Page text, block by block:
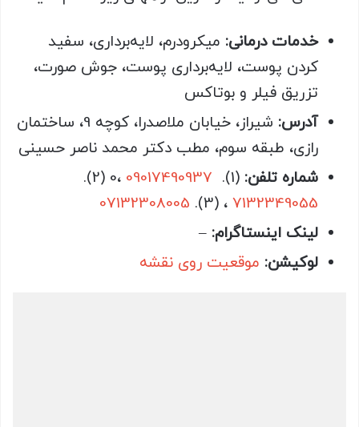
خدمات درمانی: میکرودرم، لایه‌برداری، سفید
کردن پوست، لایه‌برداری پوست، جوش صورت،
تزریق فیلر و بوتاکس
آدرس:
شیراز، خیابان ملاصدرا، کوچه 9، ساختمان
رازی، طبقه سوم، مطب دکتر محمد ناصر حسینی
شماره تلفن: (1).
09017490937 ،0 (2).
7132349055 ، (3).
لینک اینستاگرام: –
لوکیشن: موقعیت روی نقشه